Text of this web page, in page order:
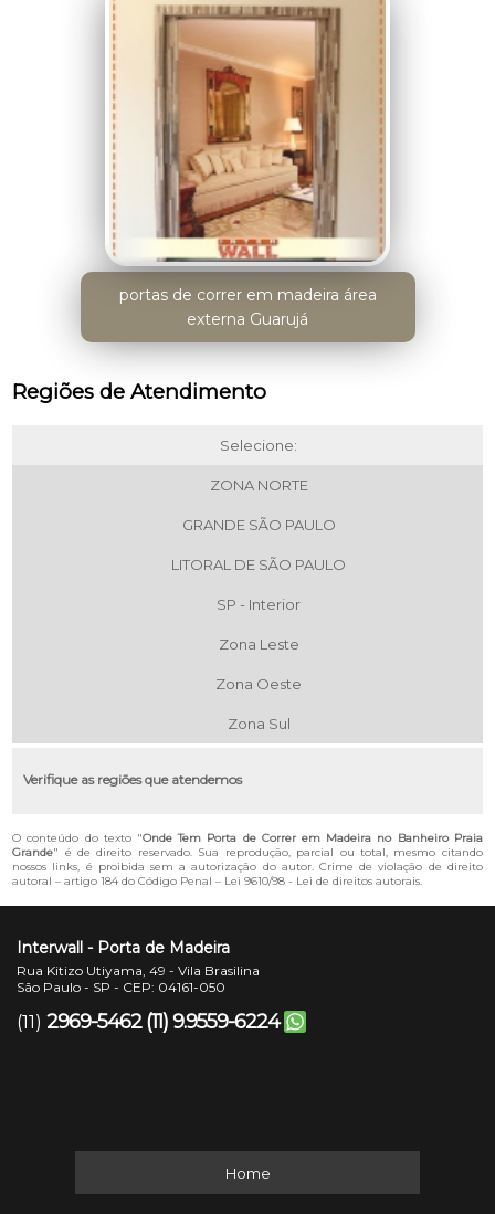
portas de correr em madeira área
externa Guarujá
Regiões de Atendimento
Selecione:
ZONA NORTE
GRANDE SÃO PAULO
LITORAL DE SÃO PAULO
SP - Interior
Zona Leste
Zona Oeste
Zona Sul
Verifique as regiões que atendemos
O conteúdo do texto "Onde Tem Porta de Correr em Madeira no Banheiro Praia
Grande" é de direito reservado. Sua reprodução, parcial ou total, mesmo citando
nossos links, é proibida sem a autorização do autor. Crime de violação de direito
autoral – artigo 184 do Código Penal – Lei 9610/98 - Lei de direitos autorais.
Interwall - Porta de Madeira
Rua Kitizo Utiyama, 49 - Vila Brasilina
São Paulo - SP - CEP: 04161-050
(11) 2969-5462 (11) 9.9559-6224
Home